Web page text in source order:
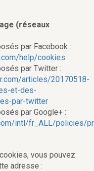
(réseaux
par Facebook :
help/cookies
par Twitter :
articles/20170518-
et-des-
par-twitter
par Google+ :
intl/fr_ALL/policies/
vous pouvez
adresse :